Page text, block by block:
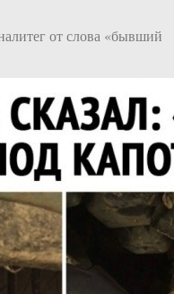
от слова «бывший